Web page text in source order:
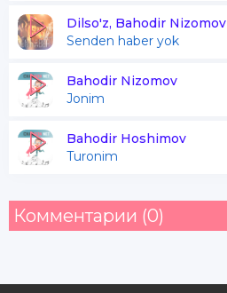
Yiqilsang qachqiru
Zog'lar talarkan
Yoningda do'st degan
Inson bo'lmasa
Do'st dardkashim do'st
Yonimda tur qadrdon do'st
Dilso'z, Bahodir Nizomov
Senden haber yok
Bahodir Nizomov
Jonim
Bahodir Hoshimov
Turonim
Комментарии (0)